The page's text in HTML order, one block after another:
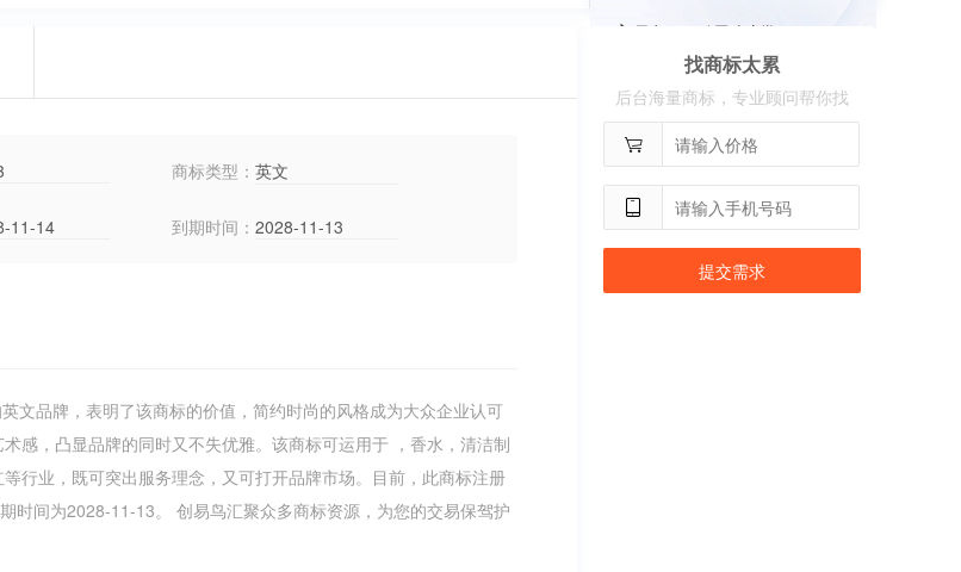
c**8购买 荣智捷
用户 c**2购买 沃百分
商标类型： 英文
11-14 到期时间： 2028-11-13
文品牌，表明了该商标的价值，简约时尚的风格成为大众企业认可
感，凸显品牌的同时又不失优雅。该商标可运用于 ，香水，清洁制
行业，既可突出服务理念，又可打开品牌市场。目前，此商标注册
时间为2028-11-13。 创易鸟汇聚众多商标资源，为您的交易保驾护
找商标太累
后台海量商标，专业顾问帮你找
提交需求